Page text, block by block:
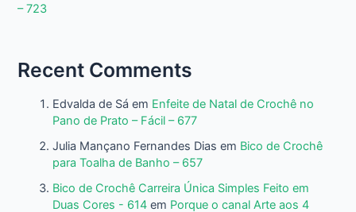
– 723
Recent Comments
Edvalda de Sá em Enfeite de Natal de Crochê no
Pano de Prato – Fácil – 677
Julia Mançano Fernandes Dias em Bico de Crochê
para Toalha de Banho – 657
Bico de Crochê Carreira Única Simples Feito em
Duas Cores - 614 em Porque o canal Arte aos 4